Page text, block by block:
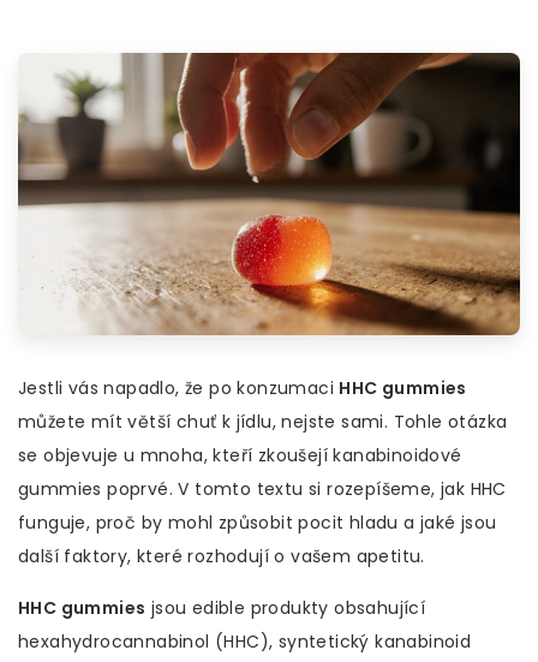
Jestli vás napadlo, že po konzumaci HHC gummies
můžete mít větší chuť k jídlu, nejste sami. Tohle otázka
se objevuje u mnoha, kteří zkoušejí kanabinoidové
gummies poprvé. V tomto textu si rozepíšeme, jak HHC
funguje, proč by mohl způsobit pocit hladu a jaké jsou
další faktory, které rozhodují o vašem apetitu.
HHC gummies jsou edible produkty obsahující
hexahydrocannabinol (HHC), syntetický kanabinoid